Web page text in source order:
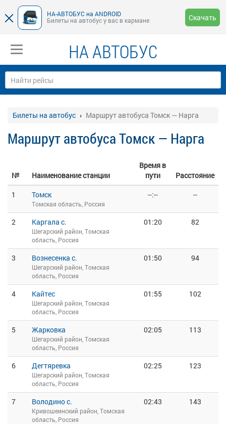
НА-АВТОБУС на ANDROID
Билеты на автобус у вас в кармане
Скачать
НА АВТОБУС
Билеты на автобус Маршрут автобуса Томск — Нарга
Маршрут автобуса Томск — Нарга
№ Наименование станции
Время в
пути
Расстояние
1
Томск
Томская область, Россия
--:-- --
2 Каргала с.
Шегарский район, Томская
область, Россия
01:20 82
3 Вознесенка с.
Шегарский район, Томская
область, Россия
01:50 94
4 Кайтес
Шегарский район, Томская
область, Россия
01:55 102
5 Жарковка
Шегарский район, Томская
область, Россия
02:05 113
6 Дегтяревка
Шегарский район, Томская
область, Россия
02:25 123
7 Володино с.
Кривошеинский район, Томская
область, Россия
02:43 143